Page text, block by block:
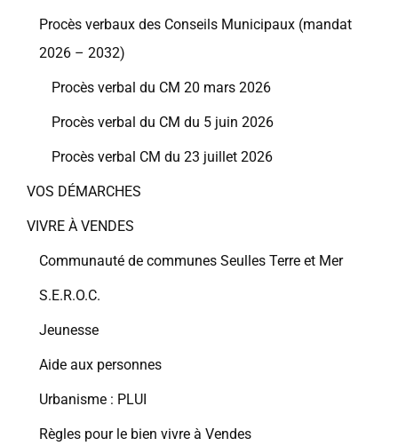
Procès verbaux des Conseils Municipaux (mandat
2026 – 2032)
Procès verbal du CM 20 mars 2026
Procès verbal du CM du 5 juin 2026
Procès verbal CM du 23 juillet 2026
VOS DÉMARCHES
VIVRE À VENDES
Communauté de communes Seulles Terre et Mer
S.E.R.O.C.
Jeunesse
Aide aux personnes
Urbanisme : PLUI
Règles pour le bien vivre à Vendes